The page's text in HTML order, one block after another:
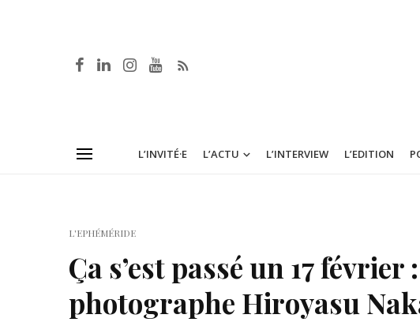
L’INVITÉ·E L’ACTU L’INTERVIEW L’EDITION
L'EPHÉMÉRIDE
Ça s’est passé un 17 février
photographe Hiroyasu